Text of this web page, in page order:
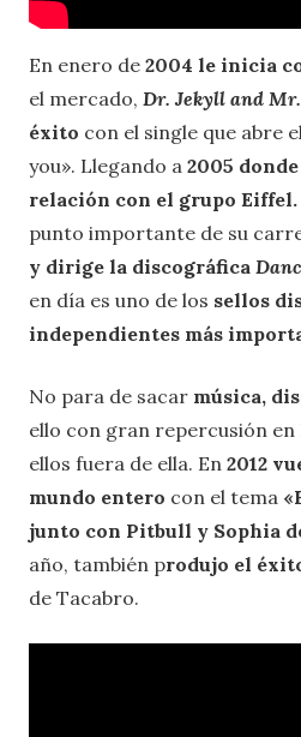
En enero de 2004 le inicia
el mercado, Dr. Jekyll and
éxito con el single que abre
you». Llegando a 2005
relación con el grupo Eiffel.
punto importante de su
y dirige la discográfica
en día es uno de los sellos
independientes más
No para de sacar música,
ello con gran repercusión en
ellos fuera de ella. En 2012
mundo entero con el tema
junto con Pitbull y Sophia
año, también produjo el
de Tacabro.